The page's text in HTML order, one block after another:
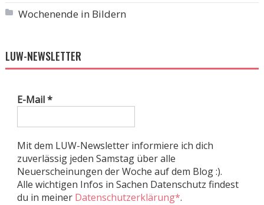
Wochenende in Bildern
LUW-NEWSLETTER
E-Mail*
Mit dem LUW-Newsletter informiere ich dich
zuverlässig jeden Samstag über alle
Neuerscheinungen der Woche auf dem Blog :).
Alle wichtigen Infos in Sachen Datenschutz findest
du in meiner Datenschutzerklärung*.